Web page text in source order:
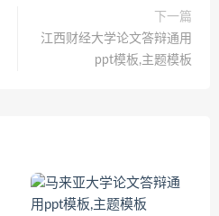
下一篇
江西财经大学论文答辩通用
ppt模板,主题模板